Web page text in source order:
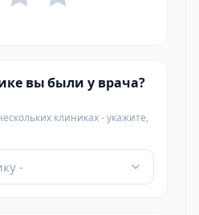
вы были у врача?
клиниках - укажите,
-